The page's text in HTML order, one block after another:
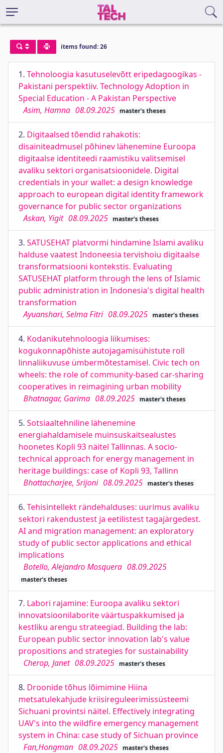
items found: 26
1. Tehnoloogia kasutuselevõtt eripedagoogikas -
Pakistani perspektiiv. Technology Adoption in
Special Education - A Pakistan Perspective
Asim, Hamna 08.09.2025 master's theses
2. Digitaalsed tõendid rahakotis:
disainiteadmusel põhinev lähenemine Euroopa
digitaalse identiteedi raamistiku valitsemisel
avaliku sektori organisatsioonidele. Digital
credentials in your wallet: a design knowledge
approach to european digital identity framework
governance for public sector organizations
Askan, Yigit 08.09.2025 master's theses
3. SATUSEHAT platvormi hindamine Islami avaliku
halduse vaatest Indoneesia tervishoiu digitaalse
transformatsiooni kontekstis. Evaluating
SATUSEHAT platform through the lens of Islamic
public administration in Indonesia's digital health
transformation
Ayuanshari, Selma Fitri 08.09.2025 master's theses
4. Kodanikutehnoloogia liikumises:
kogukonnapõhiste autojagamisühistute roll
linnaliikuvuse ümbermõtestamisel. Civic tech on
wheels: the role of community-based car-sharing
cooperatives in reimagining urban mobility
Bhatnagar, Garima 08.09.2025 master's theses
5. Sotsiaaltehniline lähenemine
energiahaldamisele muinsuskaitsealustes
hoonetes Kopli 93 näitel Tallinnas. A socio-
technical approach for energy management in
heritage buildings: case of Kopli 93, Tallinn
Bhattacharjee, Srijoni 08.09.2025 master's theses
6. Tehisintellekt rändehalduses: uurimus avaliku
sektori rakendustest ja eetilistest tagajärgedest.
AI and migration management: an exploratory
study of public sector applications and ethical
implications
Botello, Alejandro Mosquera 08.09.2025
master's theses
7. Labori rajamine: Euroopa avaliku sektori
innovatsioonilaborite väärtuspakkumised ja
kestliku arengu strateegiad. Building the lab:
European public sector innovation lab's value
propositions and strategies for sustainability
Cherop, Janet 08.09.2025 master's theses
8. Droonide tõhus lõimimine Hiina
metsatulekahjude kriisireguleerimissüsteemi
Sichuani provintsi näitel. Effectively integrating
UAV's into the wildfire emergency management
system in China: case study of Sichuan province
Fan,Hongman 08.09.2025 master's theses